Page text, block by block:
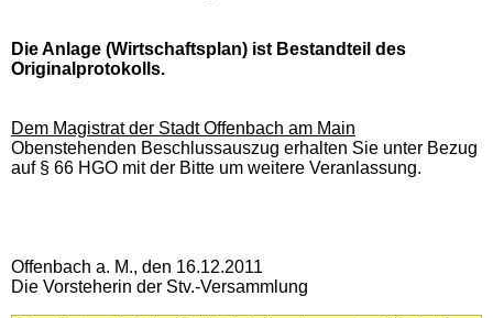
Die Anlage (Wirtschaftsplan) ist Bestandteil des
Originalprotokolls.
Dem Magistrat der Stadt Offenbach am Main
Obenstehenden Beschlussauszug erhalten Sie unter Bezug
auf § 66 HGO mit der Bitte um weitere Veranlassung.
Offenbach a. M., den 16.12.2011
Die Vorsteherin der Stv.-Versammlung